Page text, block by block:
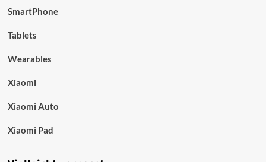
SmartPhone
Tablets
Wearables
Xiaomi
Xiaomi Auto
Xiaomi Pad